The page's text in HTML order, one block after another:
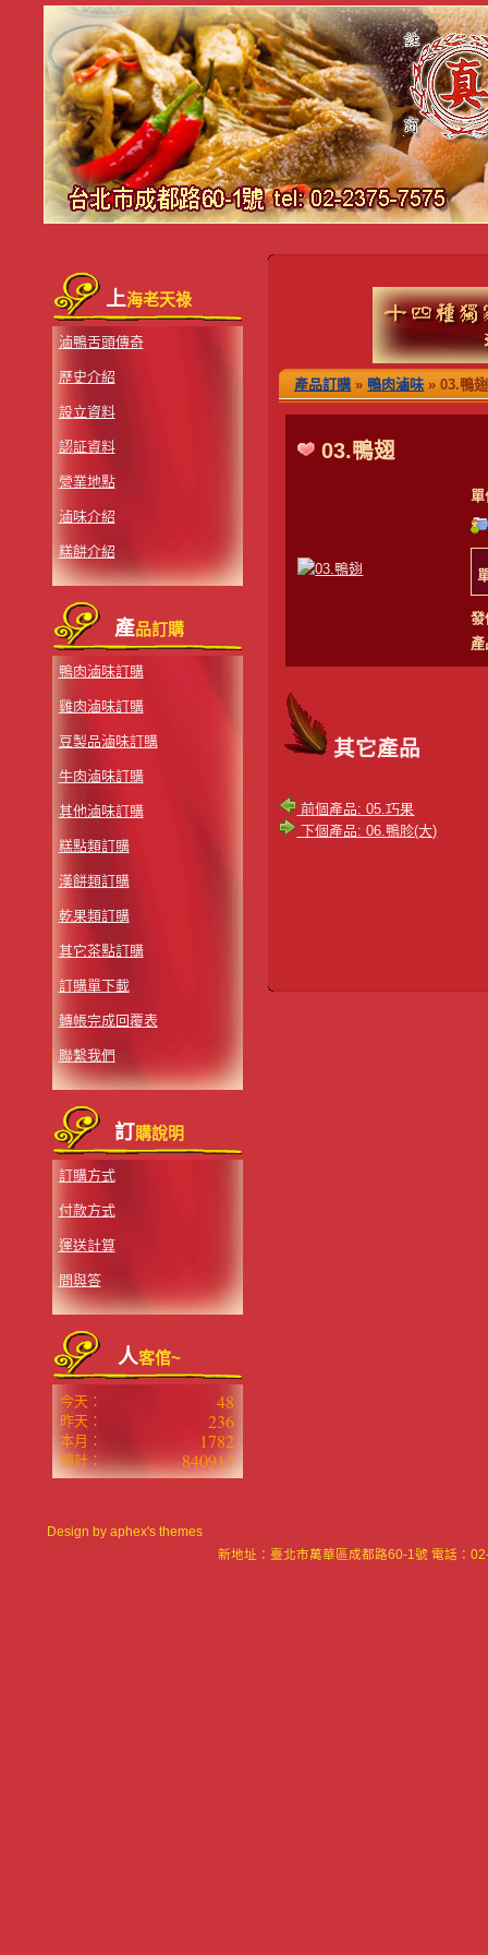
上海老天祿
滷鴨舌頭傳奇
歷史介紹
設立資料
認証資料
營業地點
滷味介紹
糕餅介紹
產品訂購
鴨肉滷味訂購
雞肉滷味訂購
豆製品滷味訂購
牛肉滷味訂購
其他滷味訂購
糕點類訂購
漢餅類訂購
乾果類訂購
其它茶點訂購
訂購單下載
轉帳完成回覆表
聯繫我們
訂購說明
訂購方式
付款方式
運送計算
問與答
人客倌~
今天： 48
昨天： 236
本月： 1782
總計： 840914
產品訂購 » 鴨肉滷味 » 03.鴨翅
03.鴨翅
單
發
其它產品
前個產品: 05.巧果
下個產品: 06.鴨胗(大)
Design by aphex's themes
新地址：臺北市萬華區成都路60-1號 電話：